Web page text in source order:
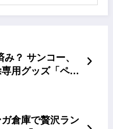
？ サンコー、
用グッズ「ペッ
倉庫で贅沢ラン